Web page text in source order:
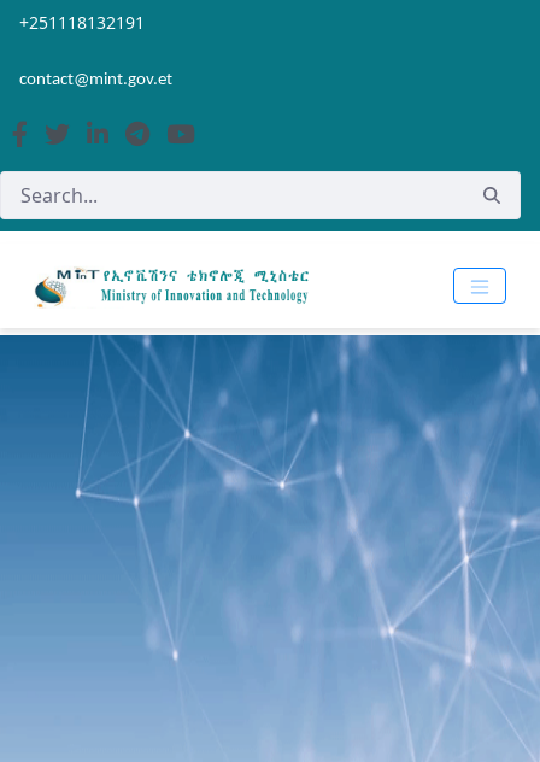
Skip to Main Content
Open Accessibility Menu
+251118132191
contact@mint.gov.et